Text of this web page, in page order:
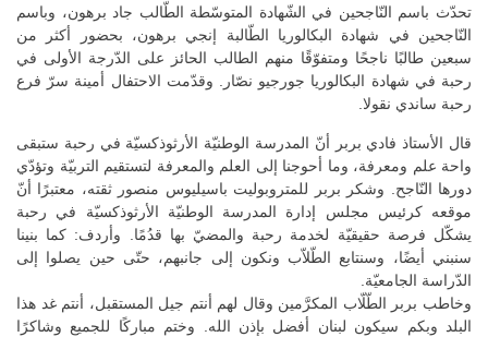
تحدّث باسم النّاجحين في الشّهادة المتوسّطة الطّالب جاد برهون، وباسم
النّاجحين في شهادة البكالوريا الطّالبة إنجي برهون، بحضور أكثر من
سبعين طالبًا ناجحًا ومتفوّقًا منهم الطالب الحائز على الدّرجة الأولى في
رحبة في شهادة البكالوريا جورجيو نصّار. وقدّمت الاحتفال أمينة سرّ فرع
رحبة ساندي نقولا.
قال الأستاذ فادي بربر أنّ المدرسة الوطنيّة الأرثوذكسيّة في رحبة ستبقى
واحة علم ومعرفة، وما أحوجنا إلى العلم والمعرفة لتستقيم التربيّة وتؤدّي
دورها النّاجح. وشكر بربر للمتروبوليت باسيليوس منصور ثقته، معتبرًا أنّ
موقعه كرئيس مجلس إدارة المدرسة الوطنيّة الأرثوذكسيّة في رحبة
يشكّل فرصة حقيقيّة لخدمة رحبة والمضيّ بها قدُمًا. وأردف: كما بنينا
سنبني أيضًا، وسنتابع الطّلاّب ونكون إلى جانبهم، حتّى حين يصلوا إلى
الدّراسة الجامعيّة.
وخاطب بربر الطّلّاب المكرَّمين وقال لهم أنتم جيل المستقبل، أنتم غد هذا
البلد وبكم سيكون لبنان أفضل بإذن الله. وختم مباركًا للجميع وشاكرًا